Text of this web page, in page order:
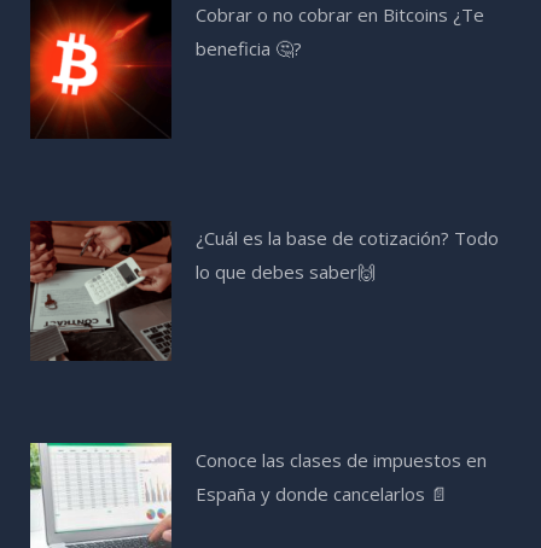
Cobrar o no cobrar en Bitcoins ¿Te
beneficia 🤔?
¿Cuál es la base de cotización? Todo
lo que debes saber🙌
Conoce las clases de impuestos en
España y donde cancelarlos 📄